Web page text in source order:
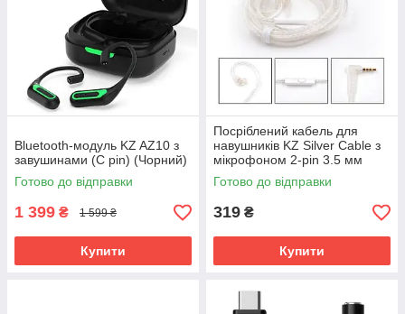
Bluetooth-модуль KZ AZ10 з
завушинами (C pin) (Чорний)
Готово до відправки
1 399 ₴ 1 599 ₴
Купити
Посріблений кабель для
навушників KZ Silver Cable з
мікрофоном 2-pin 3.5 мм
(Білий)
Готово до відправки
319 ₴
Купити